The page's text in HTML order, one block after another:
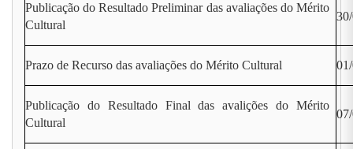
Publicação do Resultado Preliminar das avaliações do Mérito
Cultural
Prazo de Recurso das avaliações do Mérito Cultural
Publicação do Resultado Final das avalições do Mérito
Cultural